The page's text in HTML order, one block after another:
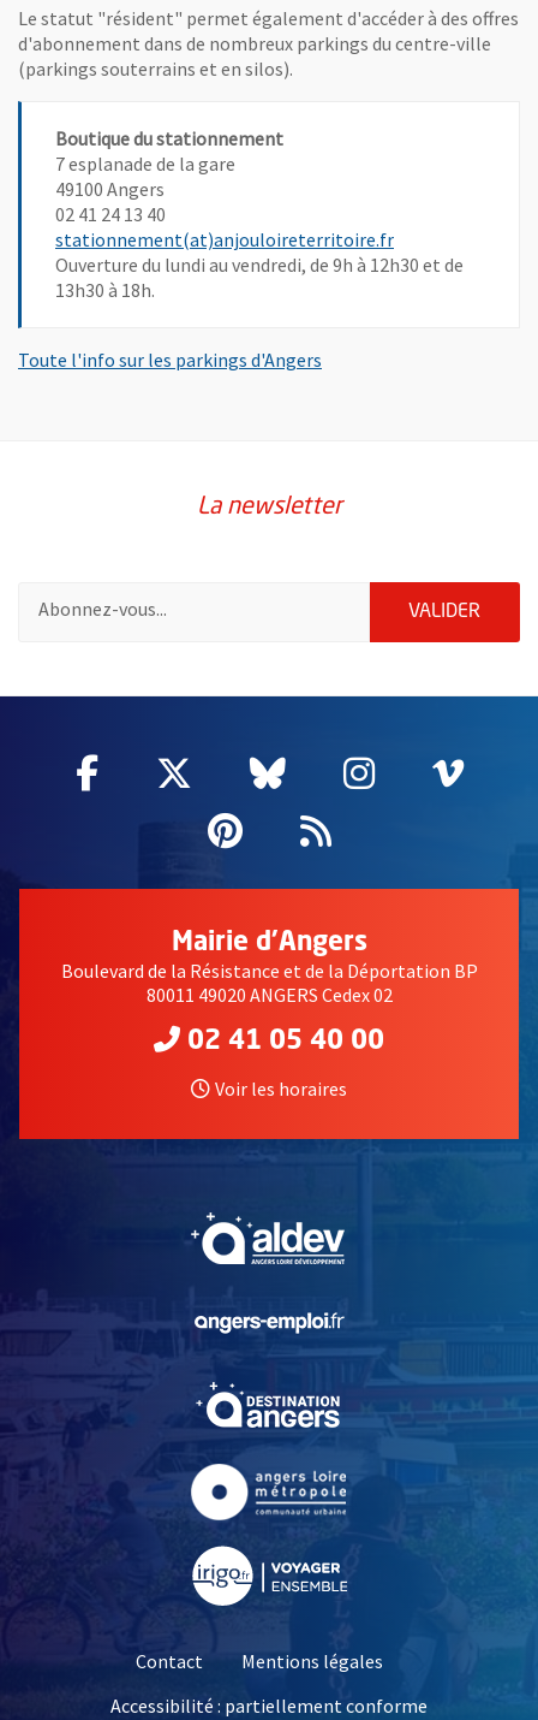
Le statut "résident" permet également d'accéder à des offres
d'abonnement dans de nombreux parkings du centre-ville
(parkings souterrains et en silos).
Boutique du stationnement
7 esplanade de la gare
49100 Angers
02 41 24 13 40
stationnement(at)anjouloireterritoire.fr, Ouvre une
Ouverture du lundi au vendredi, de 9h à 12h30 et de
13h30 à 18h.
Toute l'info sur les parkings d'Angers
La newsletter
VALIDER
Facebook
, Ouvre une nouvelle fenêtre
Twitter
, Ouvre une nouvelle
Bluesky
, Ouvre une
Instagram
, Ouvre
,
Pinterest
, Ouvre une
Flux RSS
Mairie d'Angers
Boulevard de la Résistance et de la Déportation BP
80011 49020 ANGERS Cedex 02
02 41 05 40 00
Voir les horaires
, Ouvre une nouvelle
, Ouvre une nouvelle
Contact
Mentions légales
Accessibilité : partiellement conforme